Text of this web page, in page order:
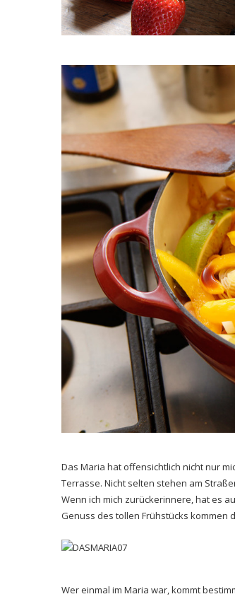
Das Maria hat offensichtlich nicht nur
Terrasse. Nicht selten stehen am
Wenn ich mich zurückerinnere, hat es
Genuss des tollen Frühstücks kommen
Wer einmal im Maria war, kommt